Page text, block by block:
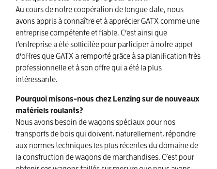
Au cours de notre coopération de longue date, nous
avons appris à connaître et à apprécier GATX comme une
entreprise compétente et fiable. C’est ainsi que
l’entreprise a été sollicitée pour participer à notre appel
d’offres que GATX a remporté grâce à sa planification très
professionnelle et à son offre qui a été la plus
intéressante.
Pourquoi misons-nous chez Lenzing sur de nouveaux
matériels roulants?
Nous avons besoin de wagons spéciaux pour nos
transports de bois qui doivent, naturellement, répondre
aux normes techniques les plus récentes du domaine de
la construction de wagons de marchandises. C’est pour